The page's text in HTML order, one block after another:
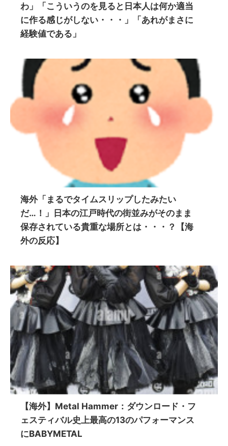
わ」「こういうのを見ると日本人は何か適当
に作る感じがしない・・・」「あれがまさに
経験値である」
海外「まるでタイムスリップしたみたい
だ…！」日本の江戸時代の街並みがそのまま
保存されている貴重な場所とは・・・？【海
外の反応】
【海外】Metal Hammer：ダウンロード・フ
ェスティバル史上最高の13のパフォーマンス
にBABYMETAL